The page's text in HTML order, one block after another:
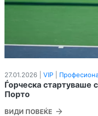
27.01.2026 | VIP
Ѓорческа стартуваше
Порто
ВИДИ ПОВЕЌЕ